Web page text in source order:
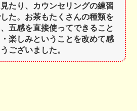
たり、カウンセリングの練習
た。お茶もたくさんの種類を
五感を直接使ってできること
楽しみということを改めて感
ございました。